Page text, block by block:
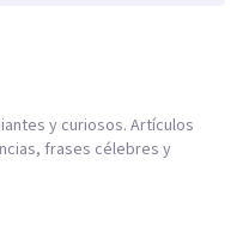
y curiosos. Artículos
frases célebres y